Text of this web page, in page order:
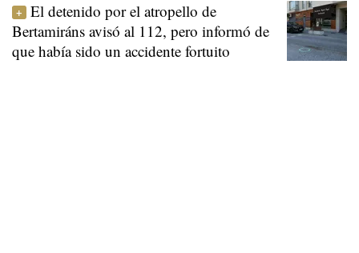
El detenido por el atropello de
Bertamiráns avisó al 112, pero informó de
que había sido un accidente fortuito